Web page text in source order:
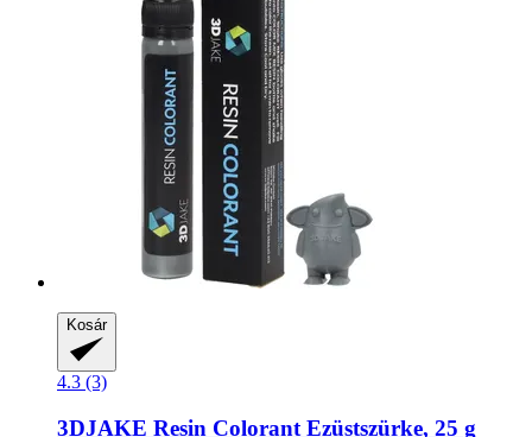
Kosár
4.3 (3)
3DJAKE Resin Colorant Ezüstszürke, 25 g